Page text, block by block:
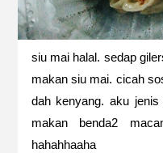
siu mai halal. sedap
makan siu mai. cicah
dah kenyang. aku
makan benda2
hahahhaaha